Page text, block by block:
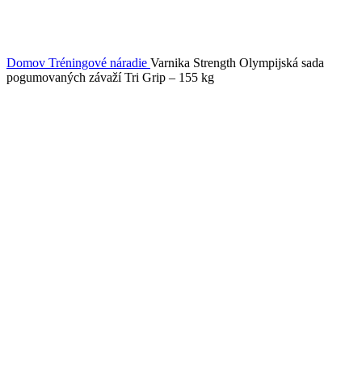
Domov Tréningové náradie Varnika Strength Olympijská sada
pogumovaných závaží Tri Grip – 155 kg